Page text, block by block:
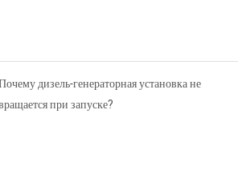
дизель-генераторная установка не
при запуске?